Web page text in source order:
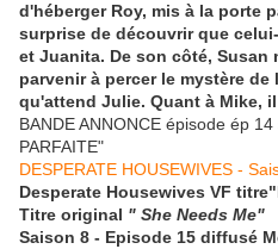
d'héberger Roy, mis à la porte
surprise de découvrir que
et Juanita. De son côté, Susan
parvenir à percer le mystère de
qu'attend Julie. Quant à Mike,
BANDE ANNONCE épisode ép
PARFAITE"
DESPERATE HOUSEWIVES -
Desperate Housewives VF titre
Titre original " She Needs Me"
Saison 8 - Episode 15 diffusé